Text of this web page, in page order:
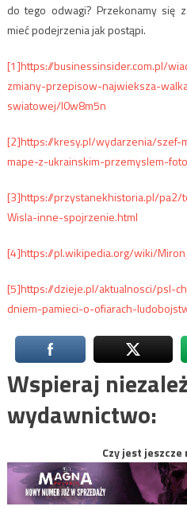
do tego odwagi? Przekonamy się
mieć podejrzenia jak postąpi.
[1]https://businessinsider.com.pl/
zmiany-przepisow-najwieksza-
swiatowej/l0w8m5n
[2]https://kresy.pl/wydarzenia/
mape-z-ukrainskim-przemyslem-
[3]https://przystanekhistoria.pl/
Wisla-inne-spojrzenie.html
[4]https://pl.wikipedia.org/wiki/
[5]https://dzieje.pl/aktualnosci/psl-
dniem-pamieci-o-ofiarach-
Wspieraj
wydawnictwo:
Czy jest